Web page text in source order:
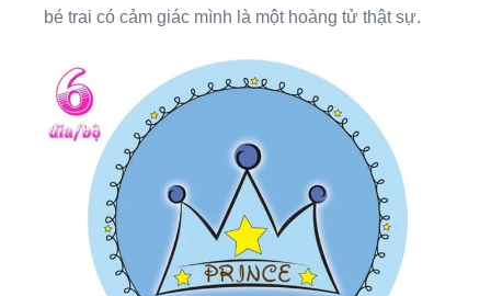
bé trai có cảm giác mình là một hoàng tử thật sự.